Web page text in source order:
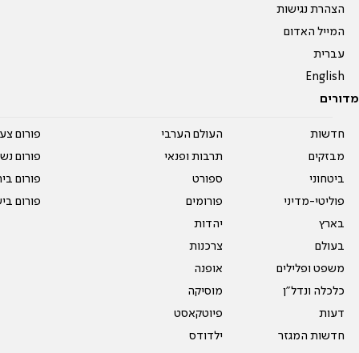
הצהרת נגישות
המייל האדום
עברית
English
מדורים
חדשות
מבזקים
ביטחוני
פוליטי-מדיני
בארץ
בעולם
משפט ופלילים
כלכלה ונדל"ן
דעות
חדשות המגזר
העולם הערבי
תרבות ופנאי
ספורט
פורומים
יהדות
צרכנות
אופנה
מוסיקה
פיוטקאסט
ילדודס
פורום
פורום
פורום
פורום